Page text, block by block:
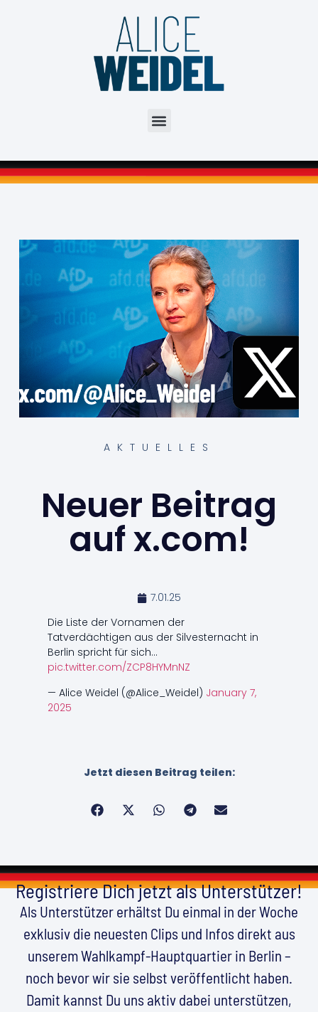
AKTUELLES
Neuer Beitrag
auf x.com!
7.01.25
Die Liste der Vornamen der
Tatverdächtigen aus der Silvesternacht in
Berlin spricht für sich…
pic.twitter.com/ZCP8HYMnNZ
— Alice Weidel (@Alice_Weidel) January 7,
2025
Jetzt diesen Beitrag teilen:
Registriere Dich jetzt als Unterstützer!
Als Unterstützer erhältst Du einmal in der Woche
exklusiv die neuesten Clips und Infos direkt aus
unserem Wahlkampf-Hauptquartier in Berlin –
noch bevor wir sie selbst veröffentlicht haben.
Damit kannst Du uns aktiv dabei unterstützen,